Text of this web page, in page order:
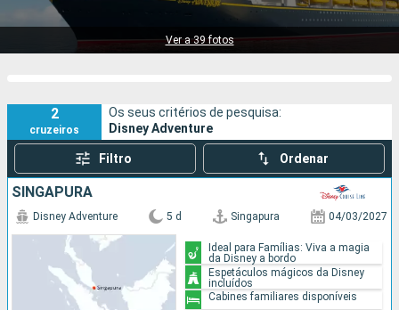
Ver a 39 fotos
Portos Companhias
2
cruzeiros
Os seus critérios de pesquisa:
Disney Adventure
Filtro Ordenar
SINGAPURA
Disney Adventure 5 d Singapura 04/03/2027
Ideal para Famílias: Viva a magia
da Disney a bordo
Espetáculos mágicos da Disney
incluídos
Cabines familiares disponíveis